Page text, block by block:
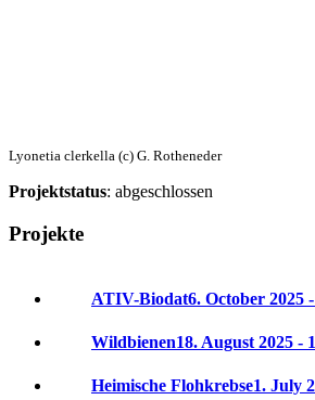
Lyonetia clerkella (c) G. Rotheneder
Projektstatus: abgeschlossen
Projekte
ATIV-Biodat6. October 2025
Wildbienen18. August 2025 -
Heimische Flohkrebse1. July